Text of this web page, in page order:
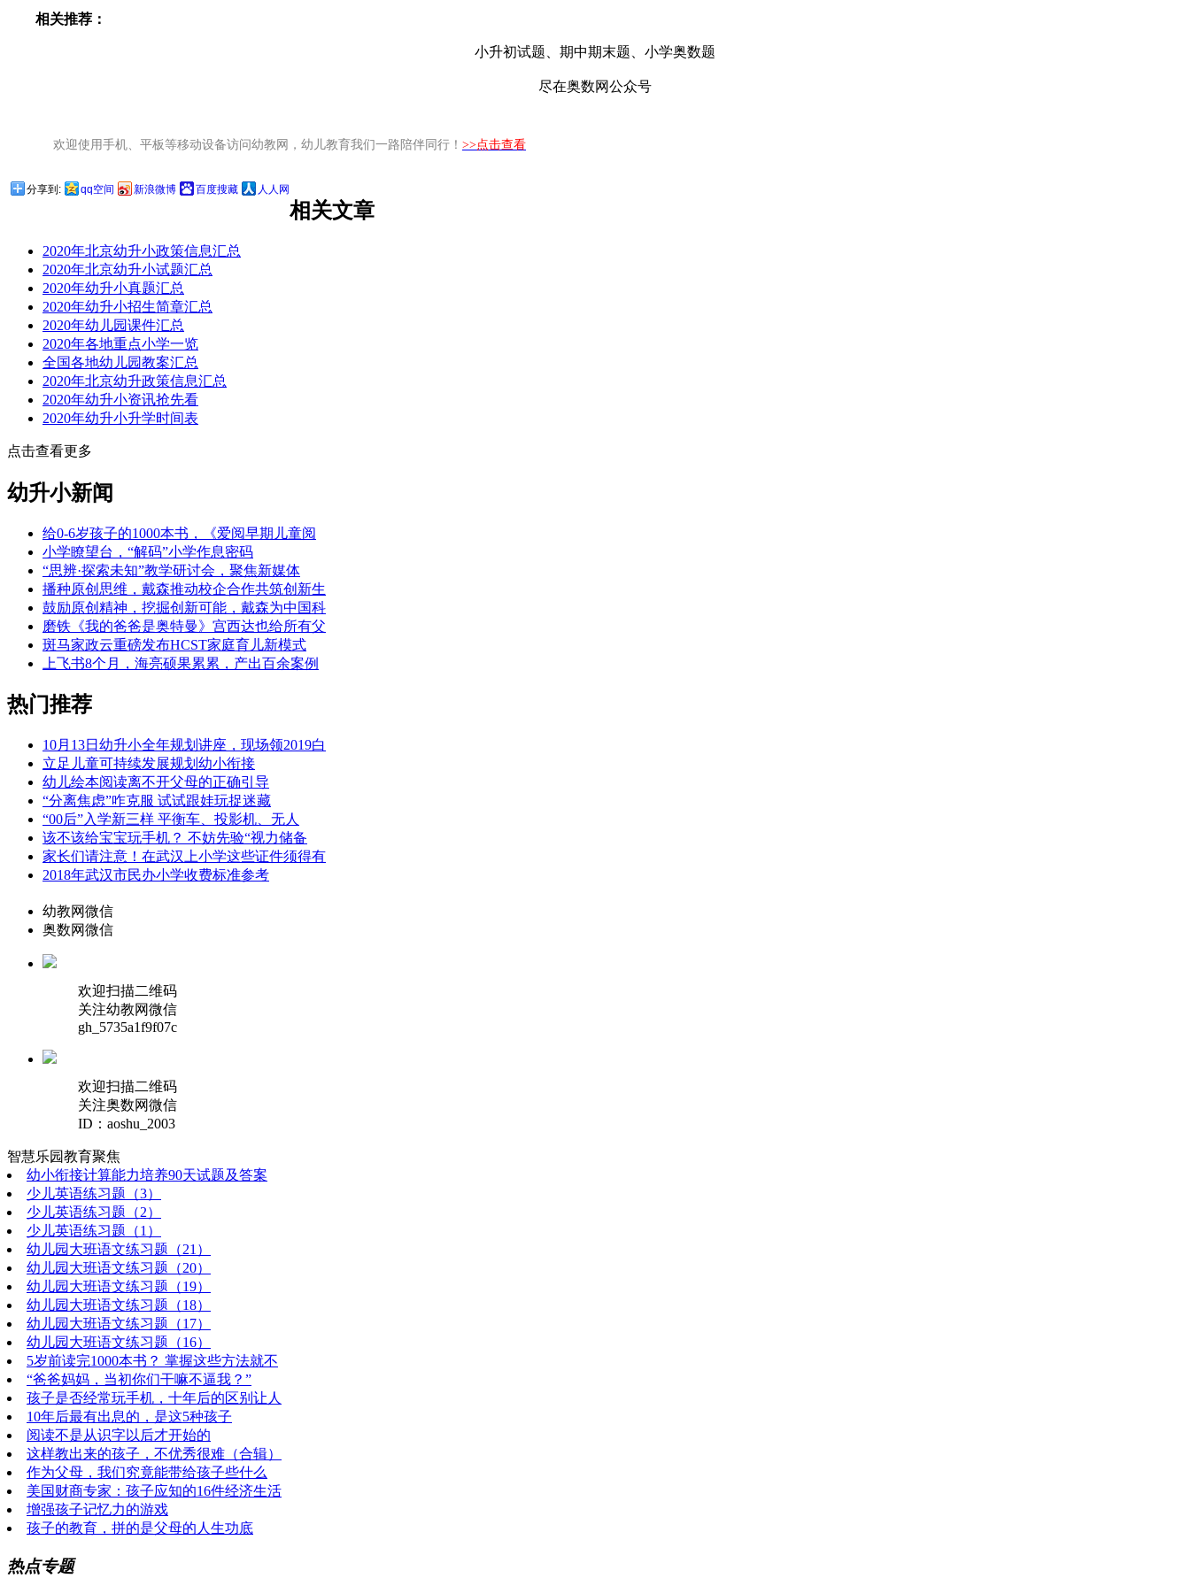
相关推荐：
小升初试题、期中期末题、小学奥数题
尽在奥数网公众号
欢迎使用手机、平板等移动设备访问幼教网，幼儿教育我们一路陪伴同行！ >>点击查看
分享到: qq空间 新浪微博 百度搜藏 人人网
相关文章
2020年北京幼升小政策信息汇总
2020年北京幼升小试题汇总
2020年幼升小真题汇总
2020年幼升小招生简章汇总
2020年幼儿园课件汇总
2020年各地重点小学一览
全国各地幼儿园教案汇总
2020年北京幼升政策信息汇总
2020年幼升小资讯抢先看
2020年幼升小升学时间表
点击查看更多
幼升小新闻
给0-6岁孩子的1000本书，《爱阅早期儿童阅
小学瞭望台，“解码”小学作息密码
“思辨·探索未知”教学研讨会，聚焦新媒体
播种原创思维，戴森推动校企合作共筑创新生
鼓励原创精神，挖掘创新可能，戴森为中国科
磨铁《我的爸爸是奥特曼》宫西达也给所有父
斑马家政云重磅发布HCST家庭育儿新模式
上飞书8个月，海亮硕果累累，产出百余案例
热门推荐
10月13日幼升小全年规划讲座，现场领2019白
立足儿童可持续发展规划幼小衔接
幼儿绘本阅读离不开父母的正确引导
“分离焦虑”咋克服 试试跟娃玩捉迷藏
“00后”入学新三样 平衡车、投影机、无人
该不该给宝宝玩手机？ 不妨先验“视力储备
家长们请注意！在武汉上小学这些证件须得有
2018年武汉市民办小学收费标准参考
幼教网微信
奥数网微信
欢迎扫描二维码
关注幼教网微信
gh_5735a1f9f07c
欢迎扫描二维码
关注奥数网微信
ID：aoshu_2003
智慧乐园教育聚焦
幼小衔接计算能力培养90天试题及答案
少儿英语练习题（3）
少儿英语练习题（2）
少儿英语练习题（1）
幼儿园大班语文练习题（21）
幼儿园大班语文练习题（20）
幼儿园大班语文练习题（19）
幼儿园大班语文练习题（18）
幼儿园大班语文练习题（17）
幼儿园大班语文练习题（16）
5岁前读完1000本书？ 掌握这些方法就不
“爸爸妈妈，当初你们干嘛不逼我？”
孩子是否经常玩手机，十年后的区别让人
10年后最有出息的，是这5种孩子
阅读不是从识字以后才开始的
这样教出来的孩子，不优秀很难（合辑）
作为父母，我们究竟能带给孩子些什么
美国财商专家：孩子应知的16件经济生活
增强孩子记忆力的游戏
孩子的教育，拼的是父母的人生功底
热点专题